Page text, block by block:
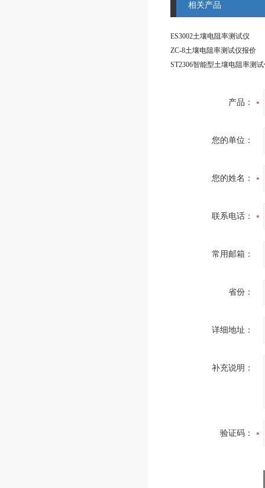
相关产品
ES3002土壤电阻率测试仪
ZC-8土壤电阻率测试仪报价
ST2306智能型土壤电阻率测
产品：
您的单位：
您的姓名：
联系电话：
常用邮箱：
省份：
详细地址：
补充说明：
验证码：